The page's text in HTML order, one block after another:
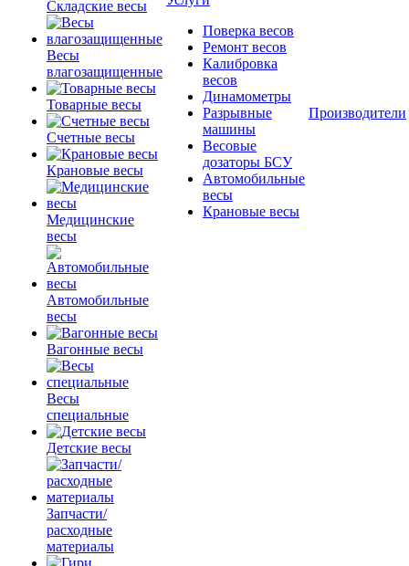
Складские весы
Весы
влагозащищенные
Товарные весы
Счетные весы
Крановые весы
Медицинские
весы
Автомобильные
весы
Вагонные весы
Весы
специальные
Детские весы
Запчасти/
расходные
материалы
Поверка весов
Ремонт весов
Калибровка
весов
Динамометры
Разрывные
машины
Весовые
дозаторы БСУ
Автомобильные
весы
Крановые весы
Производители